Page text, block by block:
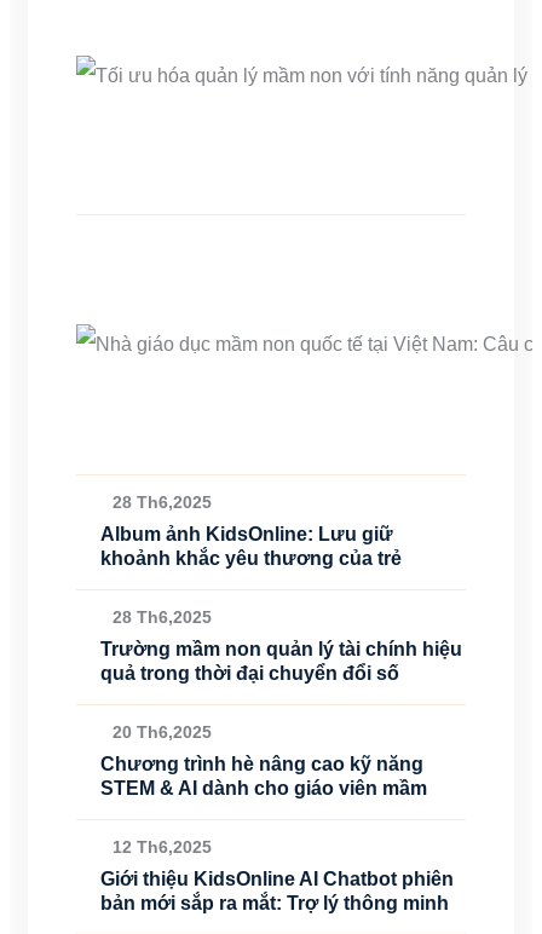
28 Th6,2025
Album ảnh KidsOnline: Lưu giữ
khoảnh khắc yêu thương của trẻ
28 Th6,2025
Trường mầm non quản lý tài chính hiệu
quả trong thời đại chuyển đổi số
20 Th6,2025
Chương trình hè nâng cao kỹ năng
STEM & AI dành cho giáo viên mầm
12 Th6,2025
Giới thiệu KidsOnline AI Chatbot phiên
bản mới sắp ra mắt: Trợ lý thông minh